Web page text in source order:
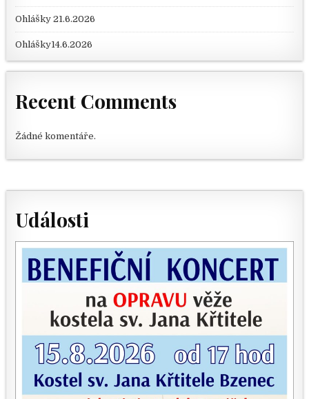
Ohlášky 21.6.2026
Ohlášky14.6.2026
Recent Comments
Žádné komentáře.
Události